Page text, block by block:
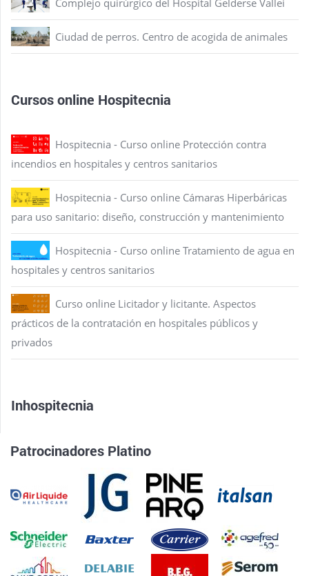
Complejo quirúrgico del Hospital Gelderse Vallei
Ciudad de perros. Centro de acogida de animales
Cursos online Hospitecnia
Hospitecnia - Curso online Protección contra
incendios en hospitales y centros sanitarios
Hospitecnia - Curso online Cámaras Hiperbáricas
para uso sanitario: diseño, construcción y mantenimiento
Hospitecnia - Curso online Tratamiento de agua en
hospitales y centros sanitarios
Curso online Licitador y licitante. Aspectos
prácticos de la contratación en hospitales públicos y
privados
Inhospitecnia
Patrocinadores Platino